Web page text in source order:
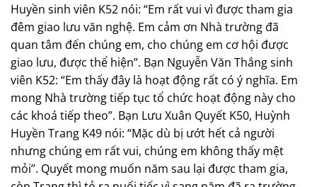
Huyền sinh viên K52 nói: “Em rất vui vì được tham gia
đêm giao lưu văn nghệ. Em cảm ơn Nhà trường đã
quan tâm đến chúng em, cho chúng em cơ hội được
giao lưu, được thể hiện”. Bạn Nguyễn Văn Thắng sinh
viên K52: “Em thấy đây là hoạt động rất có ý nghĩa. Em
mong Nhà trường tiếp tục tổ chức hoạt động này cho
các khoá tiếp theo”. Bạn Lưu Xuân Quyết K50, Huỳnh
Huyền Trang K49 nói: “Mặc dù bị ướt hết cả người
nhưng chúng em rất vui, chúng em không thấy mệt
mỏi’’. Quyết mong muốn năm sau lại được tham gia,